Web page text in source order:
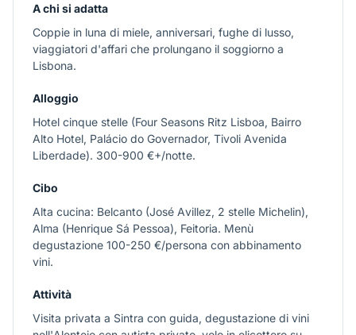
A chi si adatta
Coppie in luna di miele, anniversari, fughe di lusso,
viaggiatori d'affari che prolungano il soggiorno a
Lisbona.
Alloggio
Hotel cinque stelle (Four Seasons Ritz Lisboa, Bairro
Alto Hotel, Palácio do Governador, Tivoli Avenida
Liberdade). 300-900 €+/notte.
Cibo
Alta cucina: Belcanto (José Avillez, 2 stelle Michelin),
Alma (Henrique Sá Pessoa), Feitoria. Menù
degustazione 100-250 €/persona con abbinamento
vini.
Attività
Visita privata a Sintra con guida, degustazione di vini